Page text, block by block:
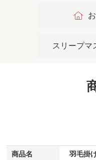
スリープマ
商品名
羽毛掛